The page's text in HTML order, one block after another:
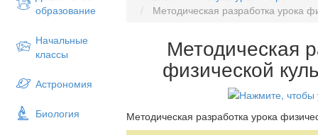
образование
Начальные
классы
Астрономия
Биология
Методическая разработка урока
Методическая
физической
Методическая разработка урока